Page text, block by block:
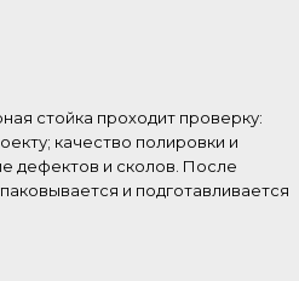
стойка проходит проверку:
качество полировки и
дефектов и сколов. После
и подготавливается